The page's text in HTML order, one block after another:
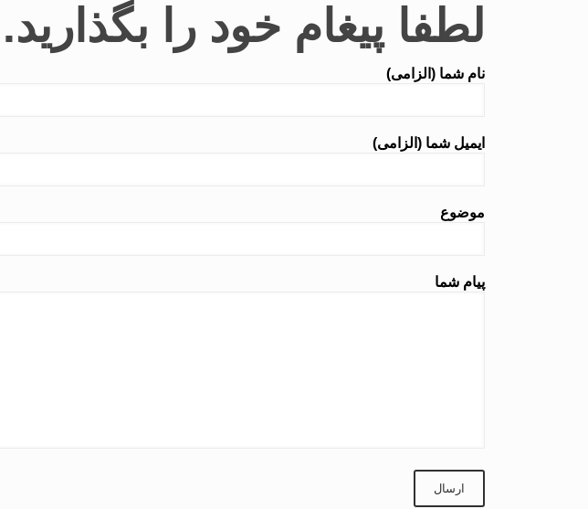
لطفا پیغام خود را بگذارید.
نام شما (الزامی)
ایمیل شما (الزامی)
موضوع
پیام شما